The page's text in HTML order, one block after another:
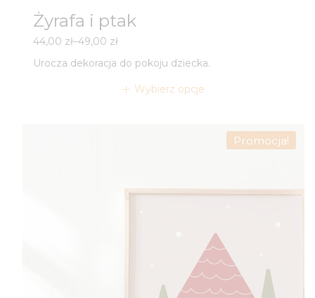
Żyrafa i ptak
44,00 zł–49,00 zł
Zakres
od
Urocza dekoracja do pokoju dziecka.
Wybierz opcje
Promocja!